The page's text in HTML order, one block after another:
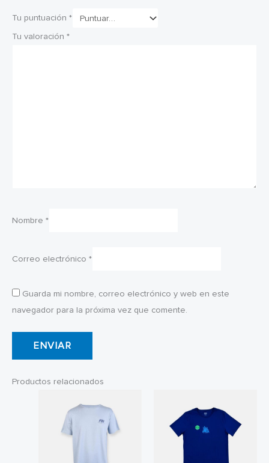
Tu puntuación *
Tu valoración *
Nombre *
Correo electrónico *
Guarda mi nombre, correo electrónico y web en este
navegador para la próxima vez que comente.
Productos relacionados